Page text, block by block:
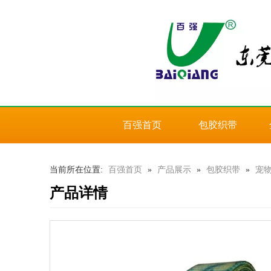
百强首页 包胶织带
当前所在位置: 百强首页 » 产品展示 » 包胶织带 » 宠
产品详情